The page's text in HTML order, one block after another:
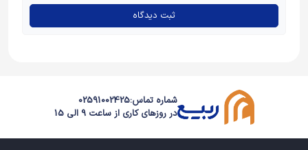
ثبت دیدگاه
شماره تماس:02591002425
در روزهای کاری از ساعت 9 الی 15